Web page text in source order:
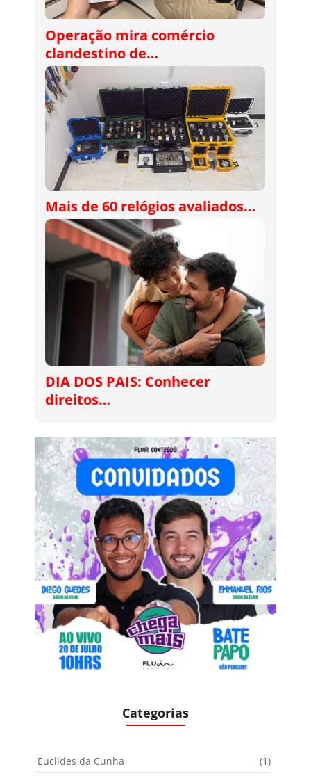
Operação mira comércio
clandestino de…
Mais de 60 relógios avaliados…
DIA DOS PAIS: Conhecer
direitos…
Categorias
Euclides da Cunha
(1)